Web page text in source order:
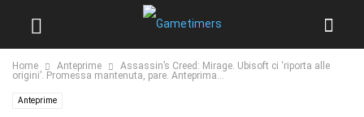
Home Anteprime
Assassin’s Creed: Mirage. Ubisoft ci ‘riporta alle
origini’. Promessa mantenuta, pare. Anteprima...
Anteprime